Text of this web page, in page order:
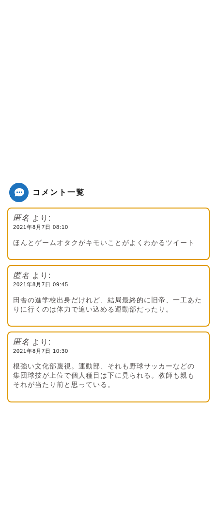
コメント一覧
匿名 より:
2021年8月7日 08:10
ほんとゲームオタクがキモいことがよくわかるツイート
匿名 より:
2021年8月7日 09:45
田舎の進学校出身だけれど、結局最終的に旧帝、一工あた
りに行くのは体力で追い込める運動部だったり。
匿名 より:
2021年8月7日 10:30
根強い文化部蔑視。運動部、それも野球サッカーなどの
集団球技が上位で個人種目は下に見られる。教師も親も
それが当たり前と思っている。